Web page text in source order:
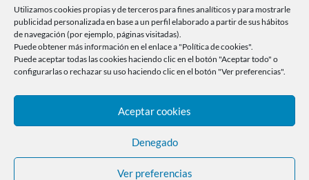
Utilizamos cookies propias y de terceros para fines analíticos y para mostrarle
publicidad personalizada en base a un perfil elaborado a partir de sus hábitos
de navegación (por ejemplo, páginas visitadas).
Puede obtener más información en el enlace a "Política de cookies".
Puede aceptar todas las cookies haciendo clic en el botón "Aceptar todo" o
configurarlas o rechazar su uso haciendo clic en el botón "Ver preferencias".
Aceptar cookies
Denegado
Ver preferencias